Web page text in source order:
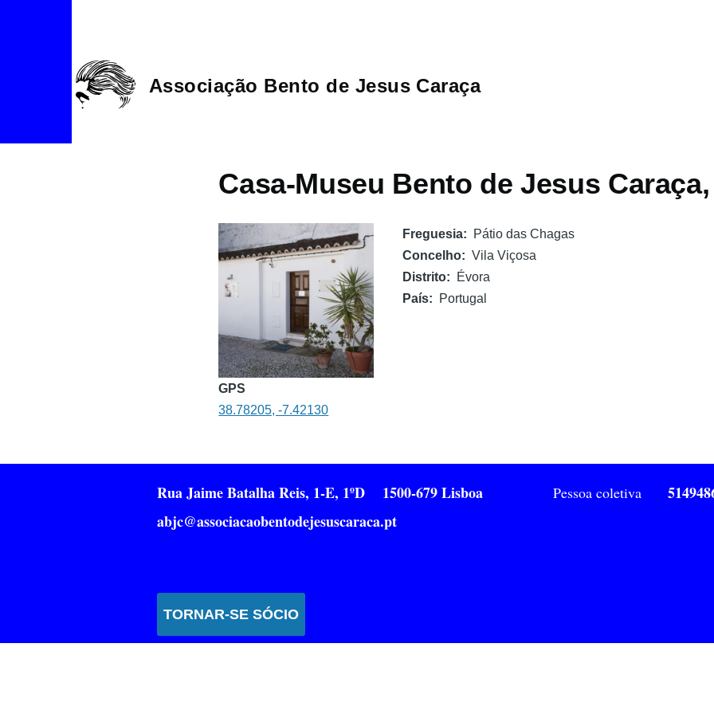
Associação Bento de Jesus Caraça
Casa-Museu Bento de Jesus
GPS
38.78205, -7.42130
Freguesia
Pátio das Chagas
Concelho
Vila Viçosa
Distrito
Évora
País
Portugal
Rua Jaime Batalha Reis, 1-E, 1ºD 1500-679 Lisboa Pessoa coletiva
abjc@associacaobentodejesuscaraca.pt
TORNAR-SE SÓCIO